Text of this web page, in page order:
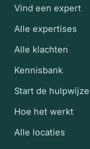
Vind een expert
Alle expertises
Alle klachten
Kennisbank
Start de
Hoe het werkt
Alle locaties